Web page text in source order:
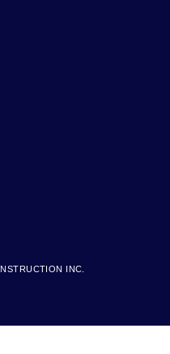
INC.